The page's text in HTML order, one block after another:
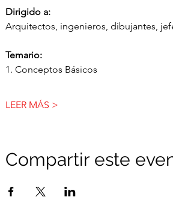
Dirigido a:
Arquitectos, ingenieros, dibujantes,
Temario:
1. Conceptos Básicos
LEER MÁS >
Compartir este